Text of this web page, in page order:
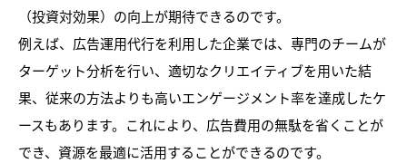
（投資対効果）の向上が期待できるのです。
例えば、広告運用代行を利用した企業では、専門のチームが
ターゲット分析を行い、適切なクリエイティブを用いた結
果、従来の方法よりも高いエンゲージメント率を達成したケ
ースもあります。これにより、広告費用の無駄を省くことが
でき、資源を最適に活用することができるのです。